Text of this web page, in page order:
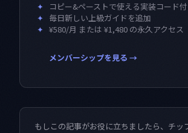
✦
コピー&ペーストで使える実装コード
✦ 毎日新しい上級ガイドを追加
✦ ¥580/月 または ¥1,480 の永久アクセス
メンバーシップを見る →
もしこの記事がお役に立ちましたら、チッ